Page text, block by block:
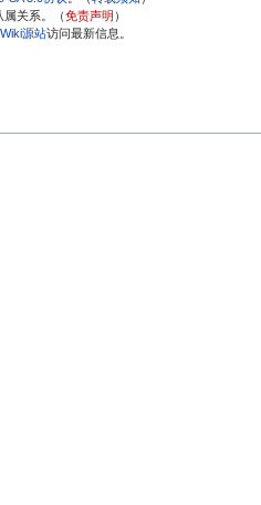
关系。（免责声明 ）
源站访问最新信息。